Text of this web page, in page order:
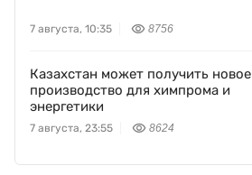
7 августа, 10:35 8756
Казахстан может получить новое
производство для химпрома и
энергетики
7 августа, 23:55 8624